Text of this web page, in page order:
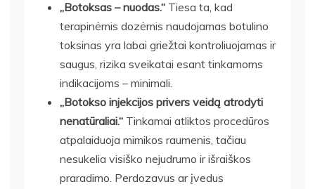
„Botoksas – nuodas.“ Tiesa ta, kad
terapinėmis dozėmis naudojamas botulino
toksinas yra labai griežtai kontroliuojamas ir
saugus, rizika sveikatai esant tinkamoms
indikacijoms – minimali.
„Botokso injekcijos privers veidą atrodyti
nenatūraliai.“ Tinkamai atliktos procedūros
atpalaiduoja mimikos raumenis, tačiau
nesukelia visiško nejudrumo ir išraiškos
praradimo. Perdozavus ar įvedus